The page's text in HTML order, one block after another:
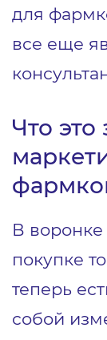
для
все еще
Что это
В
покупке
теперь
собой